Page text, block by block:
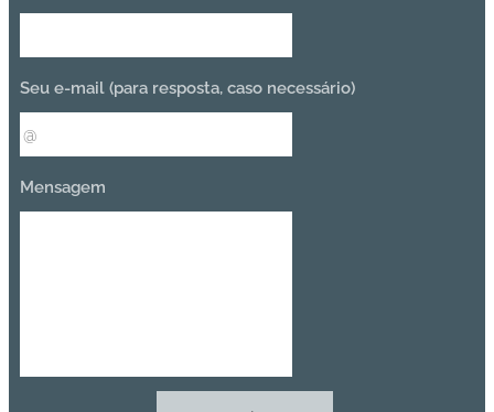
Seu e-mail (para resposta, caso necessário)
Mensagem